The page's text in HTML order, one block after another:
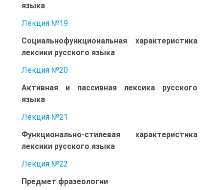
языка
Лекция №19
Социальнофункциональная характеристика
лексики русского языка
Лекция №20
Активная и пассивная лексика русского
языка
Лекция №21
Функционально-стилевая характеристика
лексики русского языка
Лекция №22
Предмет фразеологии